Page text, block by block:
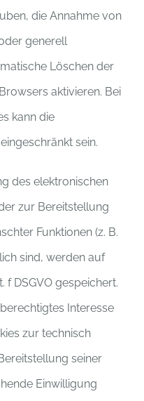
die Annahme von
generell
Löschen der
aktivieren. Bei
kann die
sein.
des elektronischen
zur Bereitstellung
Funktionen (z. B.
sind, werden auf
f DSGVO gespeichert.
Interesse
zur technisch
seiner
Einwilligung